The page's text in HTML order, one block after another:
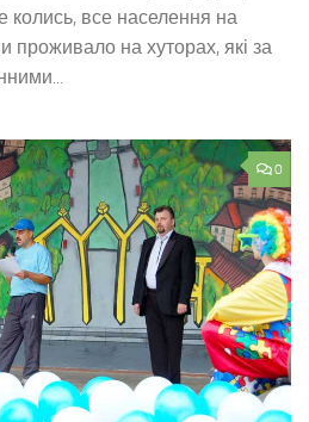
колись, все населення на
проживало на хуторах, які за
0